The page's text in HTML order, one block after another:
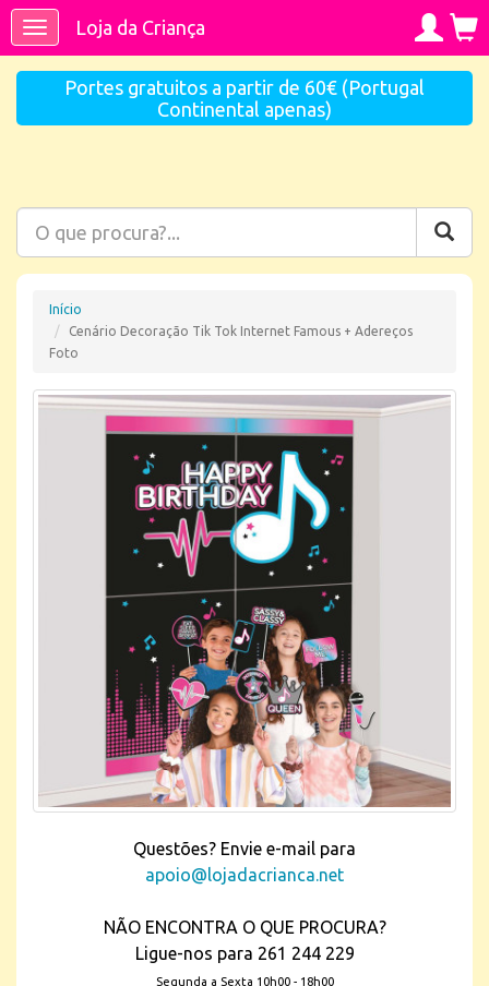
ToggleLoja da Criança
Portes gratuitos a partir de 60€ (Portugal
Continental apenas)
Início
Cenário Decoração Tik Tok Internet Famous + Adereços
Foto
Questões? Envie e-mail para
apoio@lojadacrianca.net
NÃO ENCONTRA O QUE PROCURA?
Ligue-nos para 261 244 229
Segunda a Sexta 10h00 - 18h00